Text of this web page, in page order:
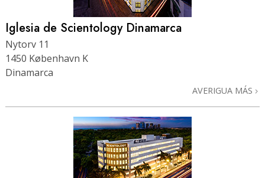
Iglesia de Scientology Dinamarca
Nytorv 11
1450 København K
Dinamarca
AVERIGUA MÁS